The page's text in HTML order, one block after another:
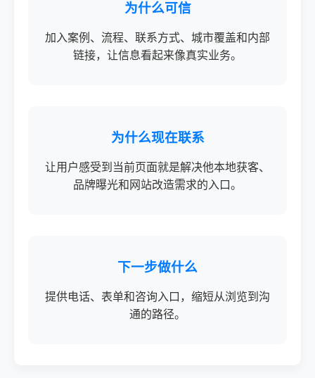
为什么可信
加入案例、流程、联系方式、城市覆盖和内部
链接，让信息看起来像真实业务。
为什么现在联系
让用户感受到当前页面就是解决他本地获客、
品牌曝光和网站改造需求的入口。
下一步做什么
提供电话、表单和咨询入口，缩短从浏览到沟
通的路径。